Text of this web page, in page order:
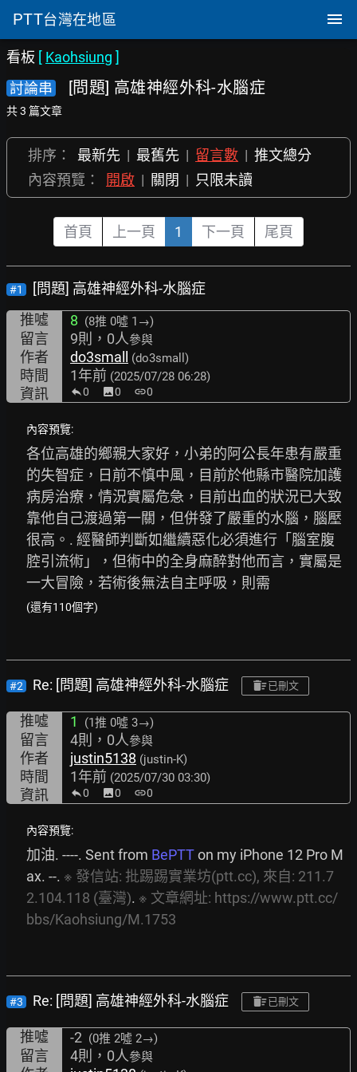
PTT台灣在地區
看板 [ Kaohsiung ]
討論串
[問題] 高雄神經外科-水腦症
共 3 篇文章
排序： 最新先 | 最舊先 | 留言數 | 推文總分
內容預覽：
開啟 | 關閉 | 只限未讀
首頁 上一頁 1 下一頁 尾頁
#1
[問題] 高雄神經外科-水腦症
推噓
8 (8推 0噓 1→)
留言 9則，0人參與
作者 do3small (do3small)
時間 1年前 (2025/07/28 06:28)
資訊 0 image0 link0
內容預覽:
各位高雄的鄉親大家好，小弟的阿公長年患有嚴重
的失智症，日前不慎中風，目前於他縣市醫院加護
病房治療，情況實屬危急，目前出血的狀況已大致
靠他自己渡過第一關，但併發了嚴重的水腦，腦壓
很高。. 經醫師判斷如繼續惡化必須進行「腦室腹
腔引流術」，但術中的全身麻醉對他而言，實屬是
一大冒險，若術後無法自主呼吸，則需
(還有110個字)
#2 Re: [問題] 高雄神經外科-水腦症 已刪文
推噓 1 (1推 0噓 3→)
留言 4則，0人參與
作者 justin5138 (justin-K)
時間 1年前 (2025/07/30 03:30)
資訊 0 image0 link0
內容預覽:
加油. ----. Sent from BePTT on my iPhone 12 Pro M
ax. --. ※ 發信站: 批踢踢實業坊(ptt.cc), 來自: 211.7
2.104.118 (臺灣). ※ 文章網址: https://www.ptt.cc/
bbs/Kaohsiung/M.1753
#3 Re: [問題] 高雄神經外科-水腦症 已刪文
推噓 -2 (0推 2噓 2→)
留言 4則，0人參與